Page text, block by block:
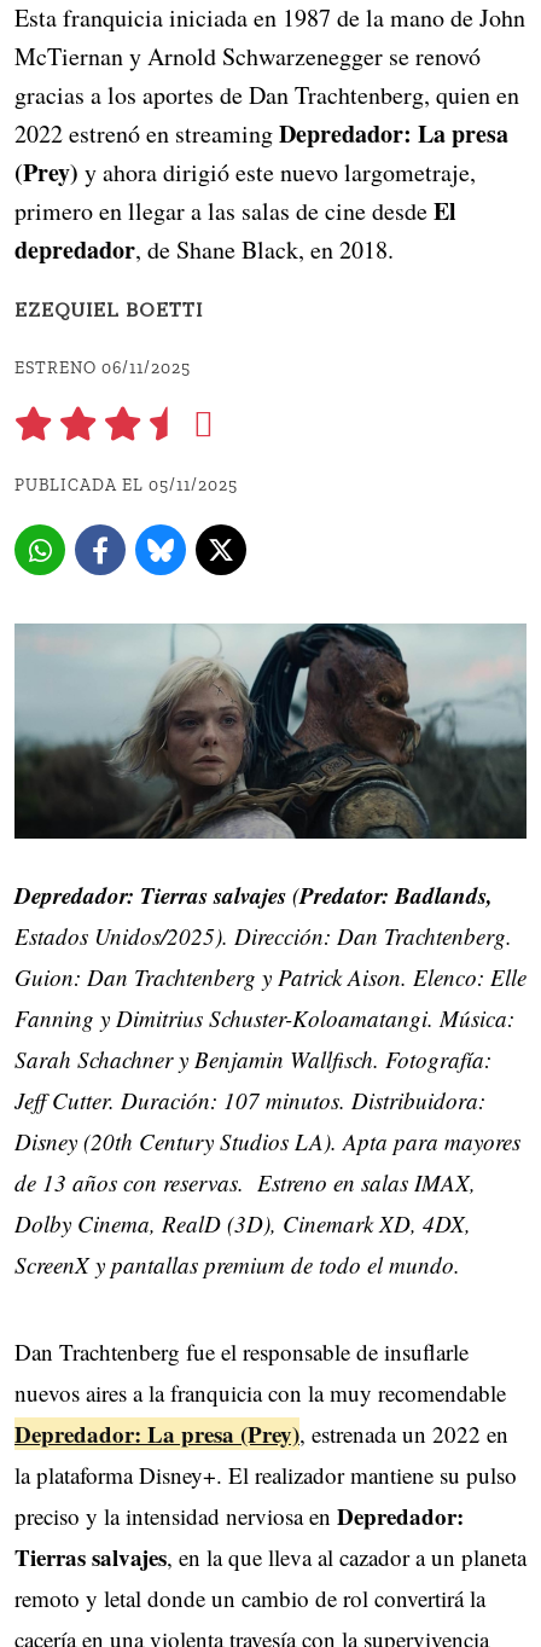
Esta franquicia iniciada en 1987 de la mano de John
McTiernan y Arnold Schwarzenegger se renovó
gracias a los aportes de Dan Trachtenberg, quien en
2022 estrenó en streamingDepredador: La presa
(Prey) y ahora dirigió este nuevo largometraje,
primero en llegar a las salas de cine desdeEl
depredador, de Shane Black, en 2018.
EZEQUIEL BOETTI
ESTRENO 06/11/2025
PUBLICADA EL 05/11/2025
Depredador: Tierras salvajes (Predator: Badlands,
Estados Unidos/2025). Dirección: Dan Trachtenberg.
Guion: Dan Trachtenberg y Patrick Aison. Elenco: Elle
Fanning y Dimitrius Schuster-Koloamatangi. Música:
Sarah Schachner y Benjamin Wallfisch. Fotografía:
Jeff Cutter. Duración: 107 minutos. Distribuidora:
Disney (20th Century Studios LA). Apta para mayores
de 13 años con reservas. Estreno en salas IMAX,
Dolby Cinema, RealD (3D), Cinemark XD, 4DX,
ScreenX y pantallas premium de todo el mundo.
Dan Trachtenberg fue el responsable de insuflarle
nuevos aires a la franquicia con la muy recomendable
Depredador: La presa (Prey), estrenada un 2022 en
la plataforma Disney+. El realizador mantiene su pulso
preciso y la intensidad nerviosa en Depredador:
Tierras salvajes, en la que lleva al cazador a un planeta
remoto y letal donde un cambio de rol convertirá la
cacería en una violenta travesía con la supervivencia